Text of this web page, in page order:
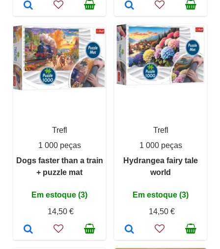
Trefl
1 000 peças
Dogs faster than a train
+ puzzle mat
Em estoque (3)
14,50 €
Trefl
1 000 peças
Hydrangea fairy tale
world
Em estoque (3)
14,50 €